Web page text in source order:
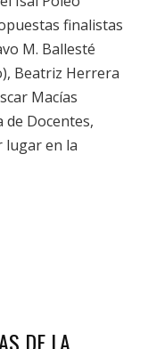
finalistas
M. Ballesté
Beatriz Herrera
Macías
de Docentes,
lugar en la
DE LA